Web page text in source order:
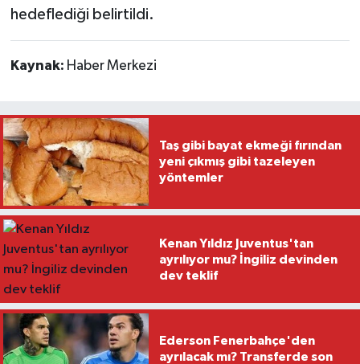
hedeflediği belirtildi.
Kaynak: Haber Merkezi
Taş gibi bayat ekmeği fırından
yeni çıkmış gibi tazeleyen
yöntemler
Kenan Yıldız Juventus'tan
ayrılıyor mu? İngiliz devinden
dev teklif
Ederson Fenerbahçe'den
ayrılacak mı? Transferde son